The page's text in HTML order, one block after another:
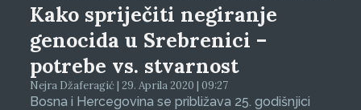
Kako spriječiti negiranje
genocida u Srebrenici –
potrebe vs. stvarnost
Nejra Džaferagić | 29. Aprila 2020 | 09:27
Bosna i Hercegovina se približava 25. godišnjici